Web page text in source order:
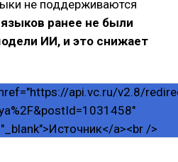
не поддерживаются
ранее не были
ИИ, и это снижает